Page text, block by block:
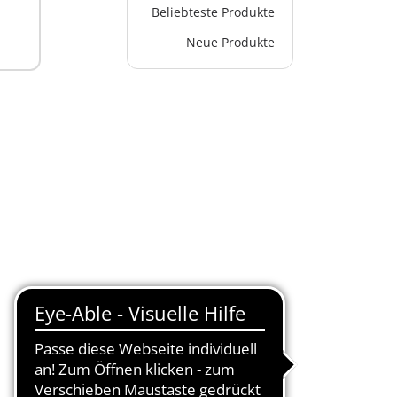
Beliebteste Produkte
Neue Produkte